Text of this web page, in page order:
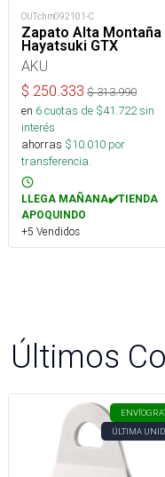
OUTchm092101-C
Zapato Alta Montaña
Hayatsuki GTX
AKU
$ 250.333 $313.990
en 6cuotas de $41.722sin
interés
ahorras $10.010 por
transferencia.
LLEGA MAÑANA✔️TIENDA
APOQUINDO
+5 Vendidos
Últimos
ENVÍO
ÚLTIMA